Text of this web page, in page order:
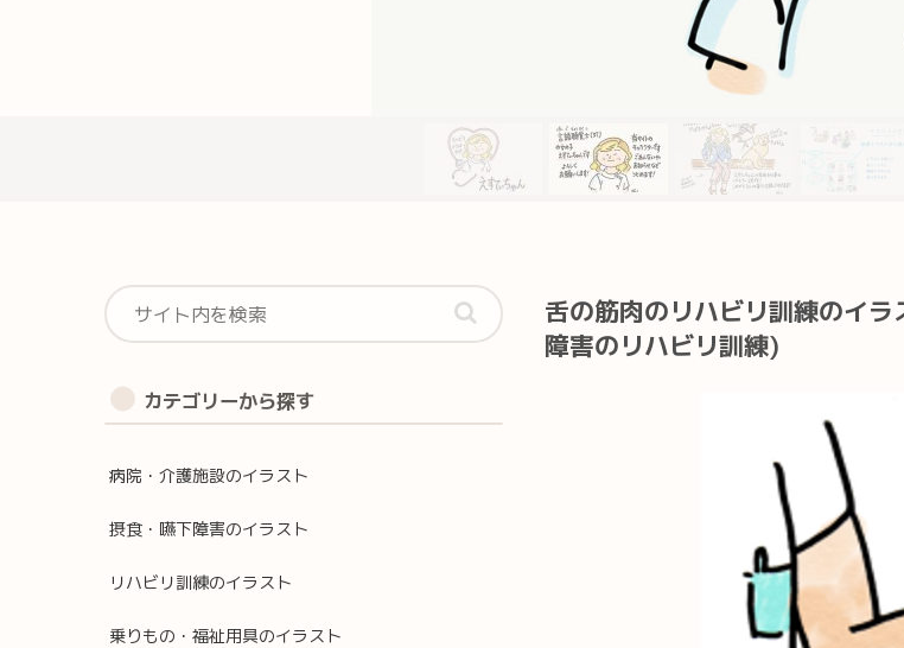
舌の筋肉のリハビリ訓練のイ
障害のリハビリ訓練)
カテゴリーから探す
病院・介護施設のイラスト
摂食・嚥下障害のイラスト
リハビリ訓練のイラスト
乗りもの・福祉用具のイラスト